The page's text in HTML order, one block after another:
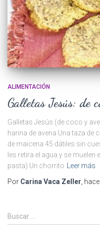
ALIMENTACIÓN
Galletas Jesús: de
Galletas Jesús (de coco y
harina de avena Una taza
de maicena 45 dátiles sin
les retira el agua y se
pasta) Un chorrito
Leer más
Por Carina Vaca Zeller , hace
B
u
Buscar …